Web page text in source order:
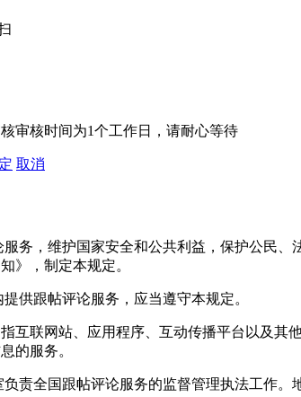
审核时间为1个工作日，请耐心等待
取消
务，维护国家安全和公共利益，保护公民
》，制定本规定。
供跟帖评论服务，应当遵守本规定。
互联网站、应用程序、互动传播平台以及
的服务。
责全国跟帖评论服务的监督管理执法工作